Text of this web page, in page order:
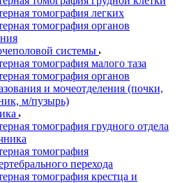
томография легких
томография органов
системы
томография малого таза
томография органов
и мочеотделения (почки,
м/пузырь)
томография грудного отдела
томография
перехода
томография крестца и